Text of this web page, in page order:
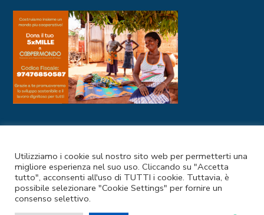
Utilizziamo i cookie sul nostro sito web per permetterti una
migliore esperienza nel suo uso. Cliccando su "Accetta
tutto", acconsenti all'uso di TUTTI i cookie. Tuttavia, è
possibile selezionare "Cookie Settings" per fornire un
consenso selettivo.